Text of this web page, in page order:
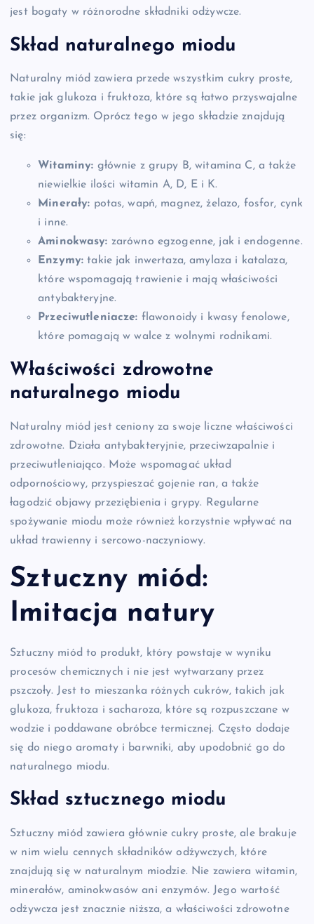
jest bogaty w różnorodne składniki odżywcze.
Skład naturalnego miodu
Naturalny miód zawiera przede wszystkim cukry proste,
takie jak glukoza i fruktoza, które są łatwo przyswajalne
przez organizm. Oprócz tego w jego składzie znajdują
się:
Witaminy: głównie z grupy B, witamina C, a także
niewielkie ilości witamin A, D, E i K.
Minerały: potas, wapń, magnez, żelazo, fosfor, cynk
i inne.
Aminokwasy: zarówno egzogenne, jak i endogenne.
Enzymy: takie jak inwertaza, amylaza i katalaza,
które wspomagają trawienie i mają właściwości
antybakteryjne.
Przeciwutleniacze: flawonoidy i kwasy fenolowe,
które pomagają w walce z wolnymi rodnikami.
Właściwości zdrowotne
naturalnego miodu
Naturalny miód jest ceniony za swoje liczne właściwości
zdrowotne. Działa antybakteryjnie, przeciwzapalnie i
przeciwutleniająco. Może wspomagać układ
odpornościowy, przyspieszać gojenie ran, a także
łagodzić objawy przeziębienia i grypy. Regularne
spożywanie miodu może również korzystnie wpływać na
układ trawienny i sercowo-naczyniowy.
Sztuczny miód:
Imitacja natury
Sztuczny miód to produkt, który powstaje w wyniku
procesów chemicznych i nie jest wytwarzany przez
pszczoły. Jest to mieszanka różnych cukrów, takich jak
glukoza, fruktoza i sacharoza, które są rozpuszczane w
wodzie i poddawane obróbce termicznej. Często dodaje
się do niego aromaty i barwniki, aby upodobnić go do
naturalnego miodu.
Skład sztucznego miodu
Sztuczny miód zawiera głównie cukry proste, ale brakuje
w nim wielu cennych składników odżywczych, które
znajdują się w naturalnym miodzie. Nie zawiera witamin,
minerałów, aminokwasów ani enzymów. Jego wartość
odżywcza jest znacznie niższa, a właściwości zdrowotne